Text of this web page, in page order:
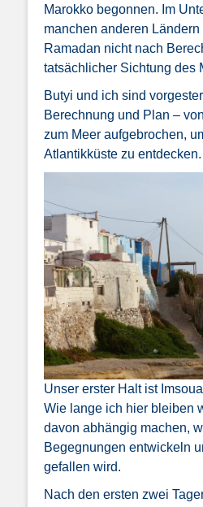
Marokko begonnen. Im
manchen anderen
Ramadan nicht nach
tatsächlicher Sichtung des
Butyi und ich sind
Berechnung und Plan –
zum Meer aufgebrochen,
Atlantikküste zu entdecken.
Unser erster Halt ist
Wie lange ich hier bleiben
davon abhängig machen,
Begegnungen entwickeln
gefallen wird.
Nach den ersten zwei